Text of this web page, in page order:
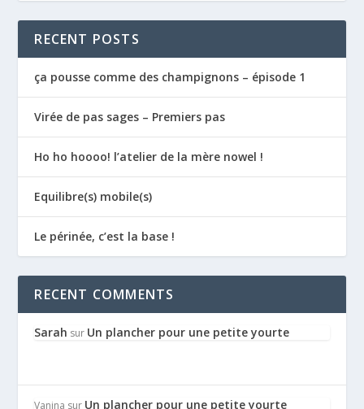
RECENT POSTS
ça pousse comme des champignons – épisode 1
Virée de pas sages – Premiers pas
Ho ho hoooo! l’atelier de la mère nowel !
Equilibre(s) mobile(s)
Le périnée, c’est la base !
RECENT COMMENTS
Sarah sur Un plancher pour une petite yourte
Vanina sur Un plancher pour une petite yourte